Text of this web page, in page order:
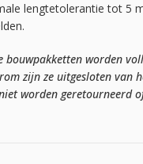
lengtetolerantie tot 5
bouwpakketten worden
zijn ze uitgesloten van
worden geretourneerd